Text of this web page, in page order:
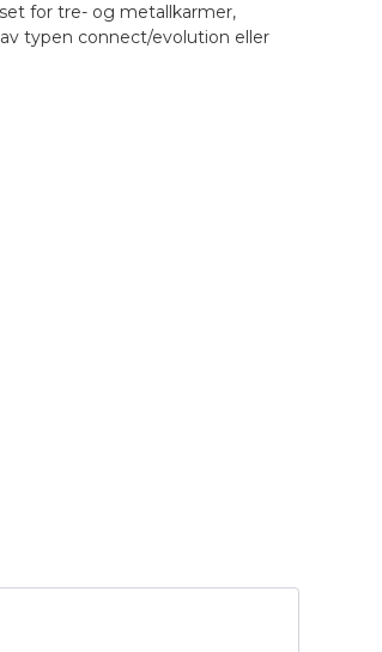
for tre- og metallkarmer,
typen connect/evolution eller